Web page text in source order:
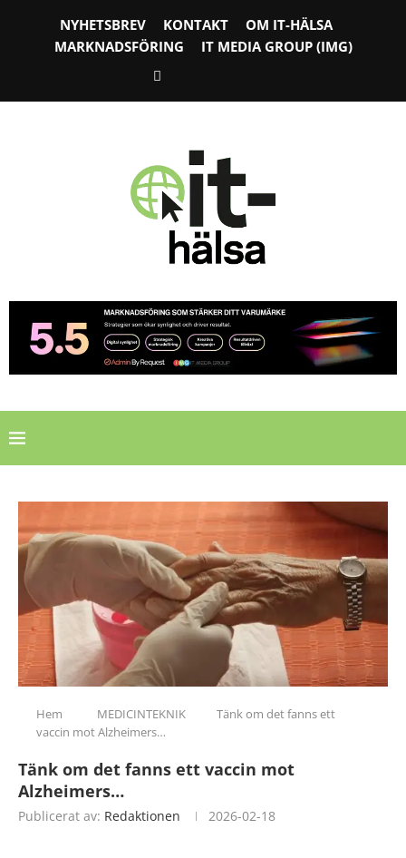
NYHETSBREV KONTAKT
OM IT-HÄLSA
MARKNADSFÖRING
IT MEDIA GROUP (IMG)
Hem MEDICINTEKNIK
Tänk om det fanns ett
vaccin mot Alzheimers…
Tänk om det fanns ett vaccin mot
Alzheimers…
Publicerat av: Redaktionen 2026-02-18